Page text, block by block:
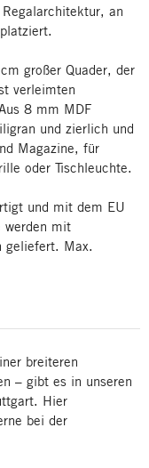
an
großer Quader, der
verleimten
8 mm MDF
und zierlich und
Magazine, für
oder Tischleuchte.
und mit dem EU
werden mit
geliefert. Max.
breiteren
– gibt es in unseren
Hier
bei der